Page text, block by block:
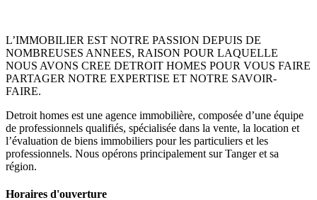
L’IMMOBILIER EST NOTRE PASSION DEPUIS DE
NOMBREUSES ANNEES, RAISON POUR LAQUELLE
NOUS AVONS CREE DETROIT HOMES POUR VOUS FAIRE
PARTAGER NOTRE EXPERTISE ET NOTRE SAVOIR-
FAIRE.
Detroit homes est une agence immobilière, composée d’une équipe
de professionnels qualifiés, spécialisée dans la vente, la location et
l’évaluation de biens immobiliers pour les particuliers et les
professionnels. Nous opérons principalement sur Tanger et sa
région.
Horaires d'ouverture